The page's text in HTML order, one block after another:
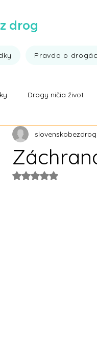
drog
Pravda o
Drogy ničia život
;) Výsledky
o drogách
slovenskobezdrog
Rated NaN out of